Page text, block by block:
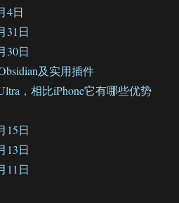
4日
31日
30日
及实用插件
，相比iPhone它有哪些优势
15日
13日
11日